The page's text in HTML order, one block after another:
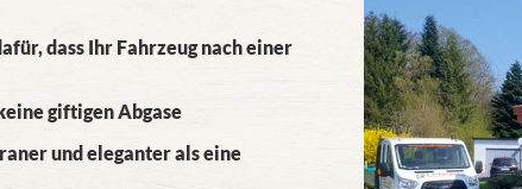
dass Ihr Fahrzeug nach einer
giftigen Abgase
und eleganter als eine